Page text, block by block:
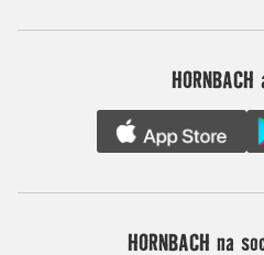
HORNBACH na